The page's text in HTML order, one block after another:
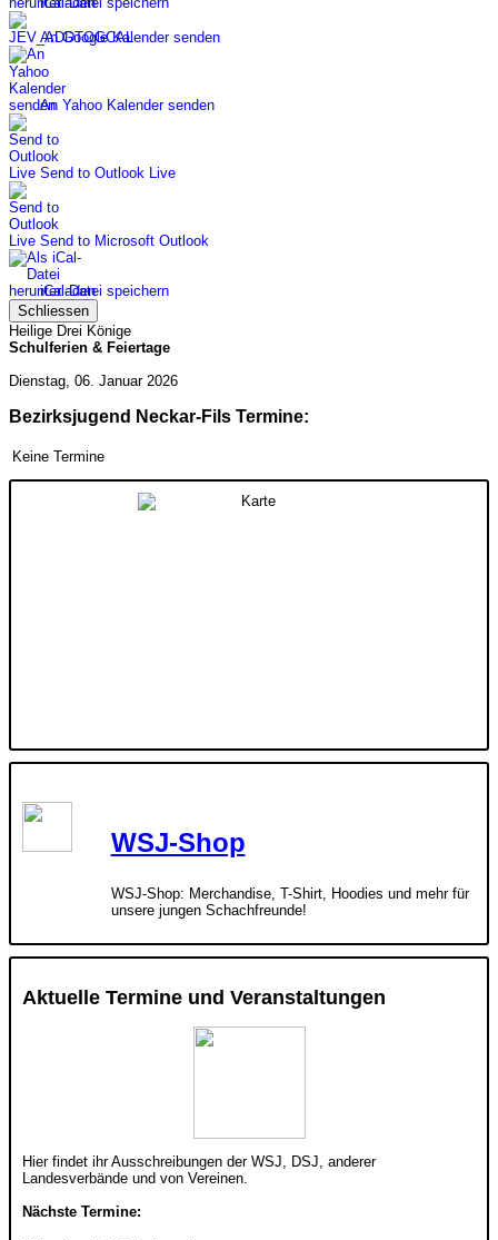
An Google Kalender senden
An Yahoo Kalender senden
Send to Outlook Live
Send to Microsoft Outlook
iCal-Datei speichern
Schliessen
Heilige Drei Könige
Schulferien & Feiertage
Dienstag, 06. Januar 2026
Bezirksjugend Neckar-Fils Termine:
Keine Termine
WSJ-Shop
WSJ-Shop: Merchandise, T-Shirt, Hoodies und mehr für
unsere jungen Schachfreunde!
Aktuelle Termine und Veranstaltungen
Hier findet ihr Ausschreibungen der WSJ, DSJ, anderer
Landesverbände und von Vereinen.
Nächste Termine: